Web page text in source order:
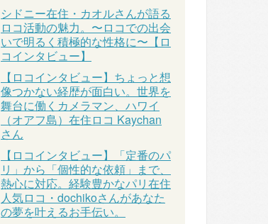
シドニー在住・カオルさんが語る
ロコ活動の魅力。〜ロコでの出会
いで明るく積極的な性格に〜【ロ
コインタビュー】
【ロコインタビュー】ちょっと想
像つかない経歴が面白い。世界を
舞台に働くカメラマン、ハワイ
（オアフ島）在住ロコ Kaychan
さん
【ロコインタビュー】「定番のパ
リ」から「個性的な依頼」まで、
熱心に対応。経験豊かなパリ在住
人気ロコ・dochikoさんがあなた
の夢を叶えるお手伝い。